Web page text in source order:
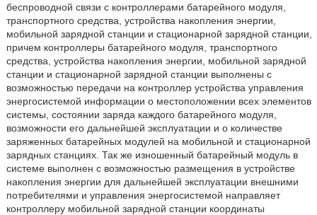
беспроводной связи с контроллерами батарейного модуля,
транспортного средства, устройства накопления энергии,
мобильной зарядной станции и стационарной зарядной станции,
причем контроллеры батарейного модуля, транспортного
средства, устройства накопления энергии, мобильной зарядной
станции и стационарной зарядной станции выполнены с
возможностью передачи на контроллер устройства управления
энергосистемой информации о местоположении всех элементов
системы, состоянии заряда каждого батарейного модуля,
возможности его дальнейшей эксплуатации и о количестве
заряженных батарейных модулей на мобильной и стационарной
зарядных станциях. Так же изношенный батарейный модуль в
системе выполнен с возможностью размещения в устройстве
накопления энергии для дальнейшей эксплуатации внешними
потребителями и управления энергосистемой направляет
контроллеру мобильной зарядной станции координаты